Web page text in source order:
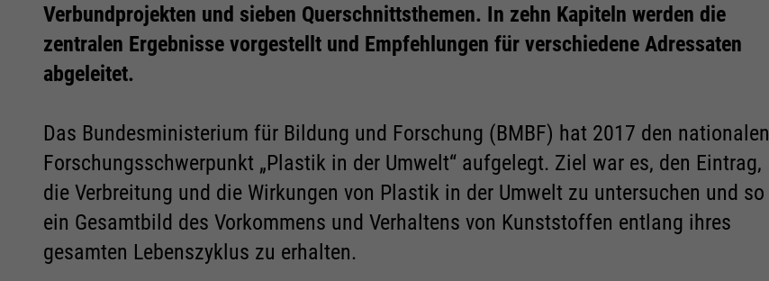
Verbundprojekten und sieben Querschnittsthemen. In zehn Kapiteln werden die
zentralen Ergebnisse vorgestellt und Empfehlungen für verschiedene Adressaten
abgeleitet.
Das Bundesministerium für Bildung und Forschung (BMBF) hat 2017 den nationalen
Forschungsschwerpunkt „Plastik in der Umwelt“ aufgelegt. Ziel war es, den Eintrag,
die Verbreitung und die Wirkungen von Plastik in der Umwelt zu untersuchen und so
ein Gesamtbild des Vorkommens und Verhaltens von Kunststoffen entlang ihres
gesamten Lebenszyklus zu erhalten.
Cookie Informationen anzeigen
Marketing und Statistik
Cookie Informationen anzeigen
Alle akzeptieren Speichern Ablehnen
Impressum Datenschutz
Cookie Informationen anzeigen
Marketing und Statistik
Cookie Informationen anzeigen
Alle akzeptieren Speichern Ablehnen
Impressum Datenschutz